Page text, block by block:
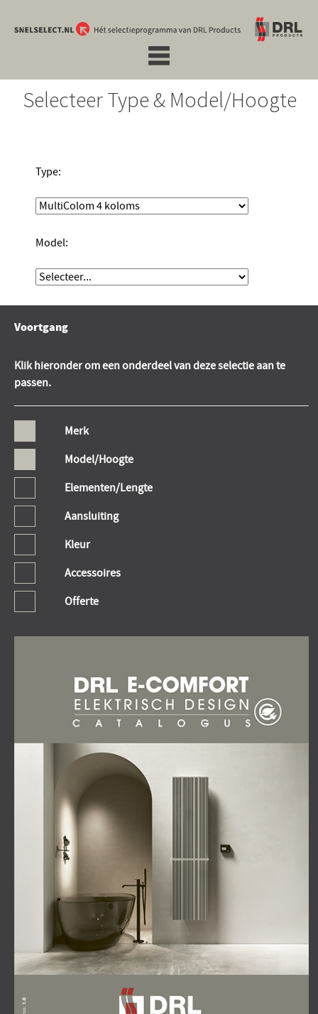
Selecteer Type & Model/Hoogte
Type:
Model:
Voortgang
Klik hieronder om een onderdeel van deze selectie aan te
passen.
Merk
Model/Hoogte
Elementen/Lengte
Aansluiting
Kleur
Accessoires
Offerte